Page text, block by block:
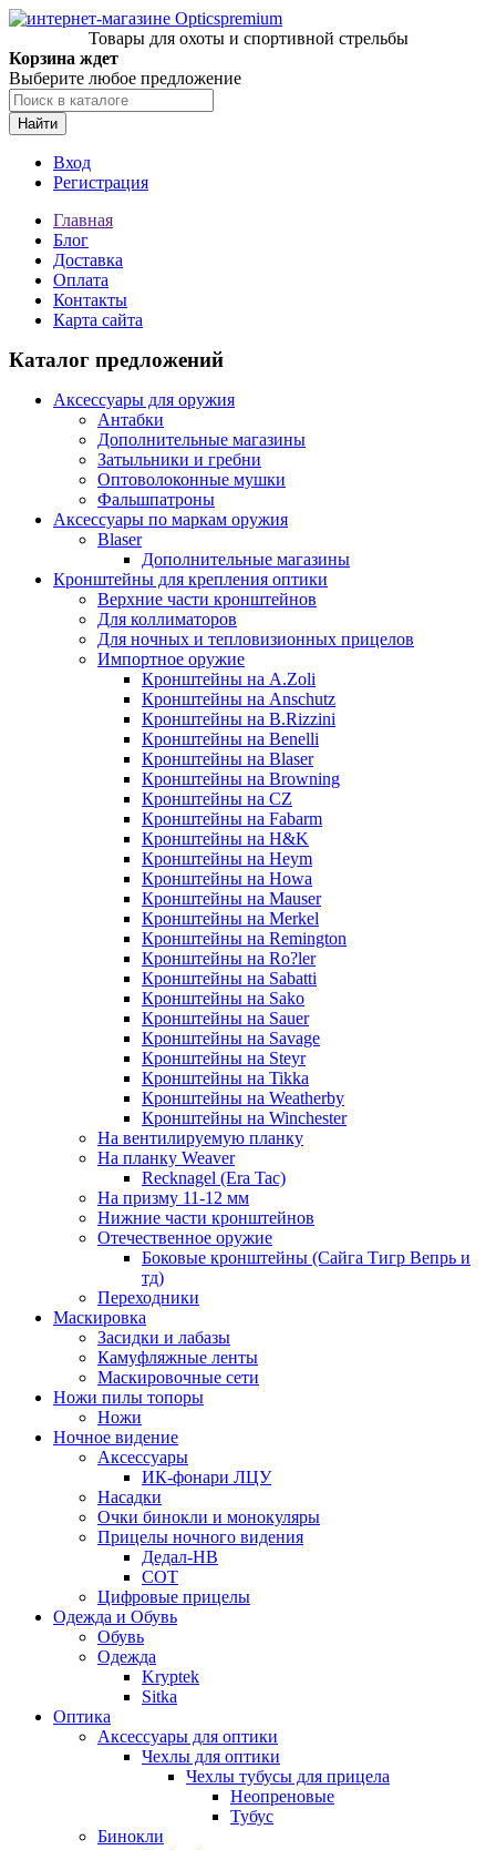
Товары для охоты и спортивной стрельбы
Корзина ждет
Выберите любое предложение
Найти
Вход
Регистрация
Главная
Блог
Доставка
Оплата
Контакты
Карта сайта
Каталог предложений
Аксессуары для оружия
Антабки
Дополнительные магазины
Затыльники и гребни
Оптоволоконные мушки
Фальшпатроны
Аксессуары по маркам оружия
Blaser
Дополнительные магазины
Кронштейны для крепления оптики
Верхние части кронштейнов
Для коллиматоров
Для ночных и тепловизионных прицелов
Импортное оружие
Кронштейны на A.Zoli
Кронштейны на Anschutz
Кронштейны на B.Rizzini
Кронштейны на Benelli
Кронштейны на Blaser
Кронштейны на Browning
Кронштейны на CZ
Кронштейны на Fabarm
Кронштейны на H&K
Кронштейны на Heym
Кронштейны на Howa
Кронштейны на Mauser
Кронштейны на Merkel
Кронштейны на Remington
Кронштейны на Ro?ler
Кронштейны на Sabatti
Кронштейны на Sako
Кронштейны на Sauer
Кронштейны на Savage
Кронштейны на Steyr
Кронштейны на Tikka
Кронштейны на Weatherby
Кронштейны на Winchester
На вентилируемую планку
На планку Weaver
Recknagel (Era Tac)
На призму 11-12 мм
Нижние части кронштейнов
Отечественное оружие
Боковые кронштейны (Сайга Тигр Вепрь и
тд)
Переходники
Маскировка
Засидки и лабазы
Камуфляжные ленты
Маскировочные сети
Ножи пилы топоры
Ножи
Ночное видение
Аксессуары
ИК-фонари ЛЦУ
Насадки
Очки бинокли и монокуляры
Прицелы ночного видения
Дедал-НВ
СОТ
Цифровые прицелы
Одежда и Обувь
Обувь
Одежда
Kryptek
Sitka
Оптика
Аксессуары для оптики
Чехлы для оптики
Чехлы тубусы для прицела
Неопреновые
Тубус
Бинокли